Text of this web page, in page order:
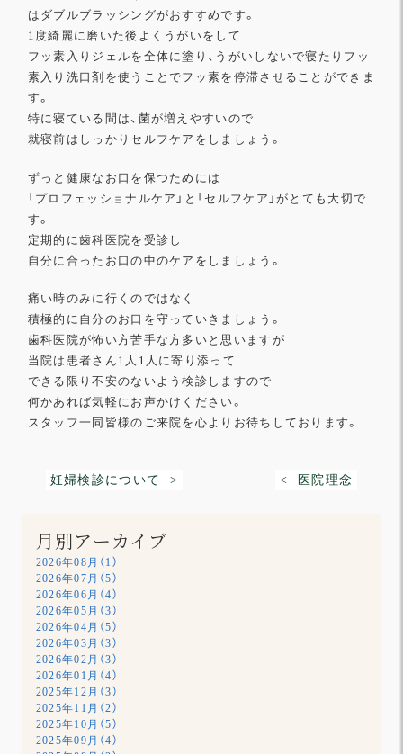
はダブルブラッシングがおすすめです。
1度綺麗に磨いた後よくうがいをして
フッ素入りジェルを全体に塗り、 うがいしないで寝たりフッ
素入り洗口剤を使うことでフッ素を停滞させることができま
す。
特に寝ている間は、菌が増えやすいので
就寝前はしっかりセルフケアをしましょう。
ずっと健康なお口を保つためには
「プロフェッショナルケア」と「セルフケア」がとても大切で
す。
定期的に歯科医院を受診し
自分に合ったお口の中のケアをしましょう。
痛い時のみに行くのではなく
積極的に自分のお口を守っていきましょう。
歯科医院が怖い方苦手な方多いと思いますが
当院は患者さん1人1人に寄り添って
できる限り不安のないよう検診しますので
何かあれば気軽にお声かけください。
スタッフ一同皆様のご来院を心よりお待ちしております。
< 医院理念
妊婦検診について >
月別アーカイブ
2026年08月（1）
2026年07月（5）
2026年06月（4）
2026年05月（3）
2026年04月（5）
2026年03月（3）
2026年02月（3）
2026年01月（4）
2025年12月（3）
2025年11月（2）
2025年10月（5）
2025年09月（4）